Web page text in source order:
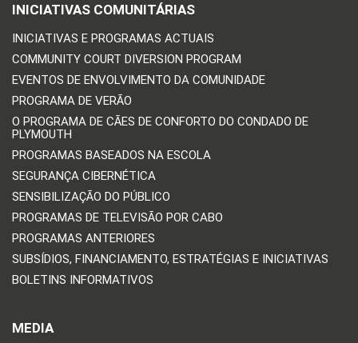
INICIATIVAS COMUNITÁRIAS
INICIATIVAS E PROGRAMAS ACTUAIS
COMMUNITY COURT DIVERSION PROGRAM
EVENTOS DE ENVOLVIMENTO DA COMUNIDADE
PROGRAMA DE VERÃO
O PROGRAMA DE CÃES DE CONFORTO DO CONDADO DE
PLYMOUTH
PROGRAMAS BASEADOS NA ESCOLA
SEGURANÇA CIBERNÉTICA
SENSIBILIZAÇÃO DO PÚBLICO
PROGRAMAS DE TELEVISÃO POR CABO
PROGRAMAS ANTERIORES
SUBSÍDIOS, FINANCIAMENTO, ESTRATÉGIAS E INICIATIVAS
BOLETINS INFORMATIVOS
MEDIA